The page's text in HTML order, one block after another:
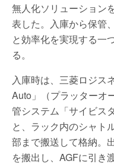
無人化ソリューション
表した。入庫から保管
と効率化を実現する一
る。
入庫時は、三菱ロジス
Auto」（プラッターオ
管システム「サイビス
と、ラック内のシャト
部まで搬送して格納。
を搬出し、AGFに引き渡